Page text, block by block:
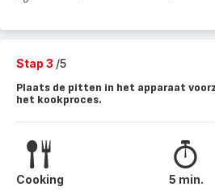
Stap 3 /5
Plaats de pitten in het apparaat
het kookproces.
Cooking 5 min.